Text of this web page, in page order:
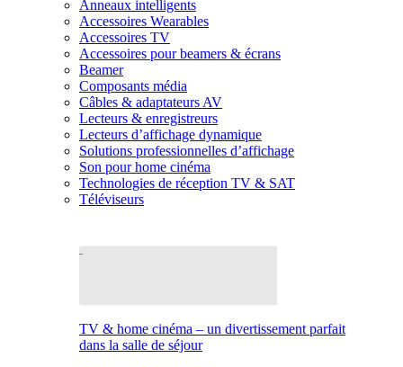
Anneaux intelligents
Accessoires Wearables
Accessoires TV
Accessoires pour beamers & écrans
Beamer
Composants média
Câbles & adaptateurs AV
Lecteurs & enregistreurs
Lecteurs d’affichage dynamique
Solutions professionnelles d’affichage
Son pour home cinéma
Technologies de réception TV & SAT
Téléviseurs
TV & home cinéma – un divertissement parfait
dans la salle de séjour